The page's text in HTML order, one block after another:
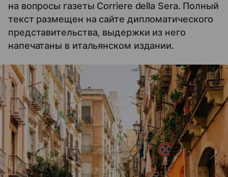
на вопросы газеты Corriere della Sera. Полный
текст размещен на сайте дипломатического
представительства, выдержки из него
напечатаны в итальянском издании.